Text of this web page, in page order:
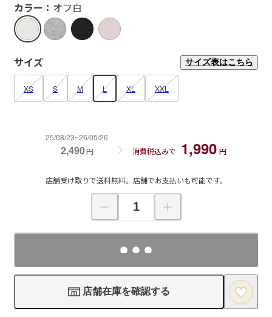
カラー： オフ白
サイズ サイズ表はこちら
XS S M L XL XXL
25/08/23~26/05/26
2,490円 消費税込みで 1,990 円
店舗受け取りで送料無料。店舗でお支払いも可能です。
店舗在庫を確認する